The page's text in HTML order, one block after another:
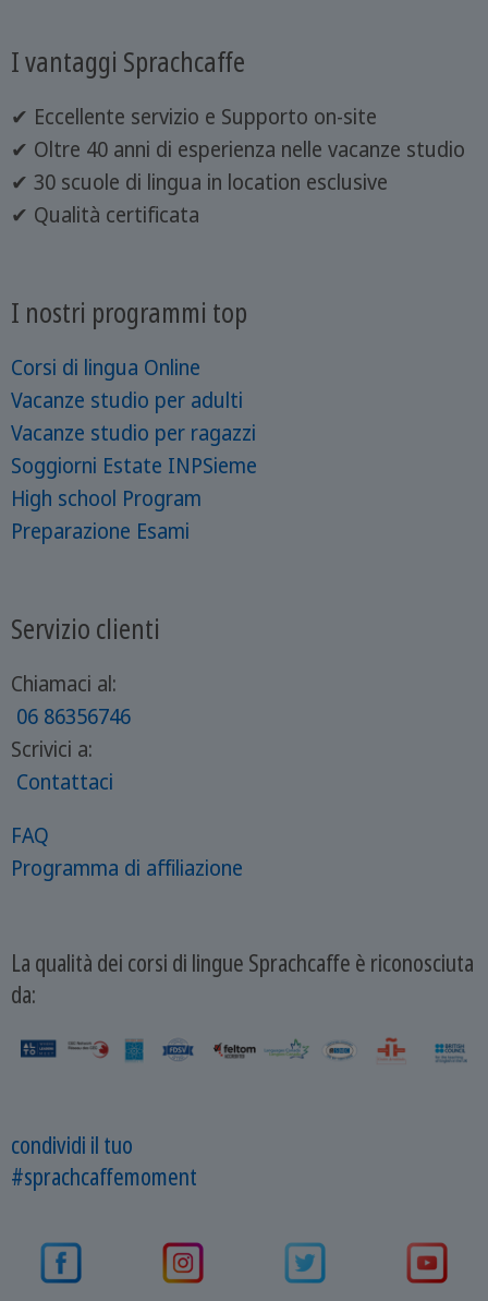
I vantaggi Sprachcaffe
✔ Eccellente servizio e Supporto on-site
✔ Oltre 40 anni di esperienza nelle vacanze studio
✔ 30 scuole di lingua in location esclusive
✔ Qualità certificata
I nostri programmi top
Corsi di lingua Online
Vacanze studio per adulti
Vacanze studio per ragazzi
Soggiorni Estate INPSieme
High school Program
Preparazione Esami
Servizio clienti
Chiamaci al:
06 86356746
Scrivici a:
Contattaci
FAQ
Programma di affiliazione
La qualità dei corsi di lingue Sprachcaffe è riconosciuta
da:
condividi il tuo
#sprachcaffemoment